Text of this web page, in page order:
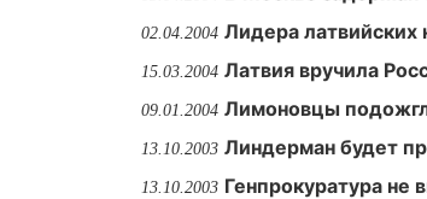
02.04.2004 Лидера
15.03.2004 Латвия вручила
09.01.2004 Лимоновцы
13.10.2003 Линдерман будет
13.10.2003 Генпрокуратура